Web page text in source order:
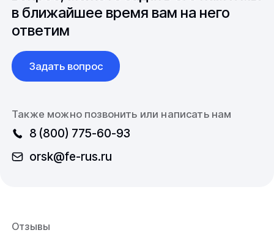
в ближайшее время вам на него
ответим
Задать вопрос
Также можно позвонить или написать нам
8 (800) 775-60-93
orsk@fe-rus.ru
Отзывы